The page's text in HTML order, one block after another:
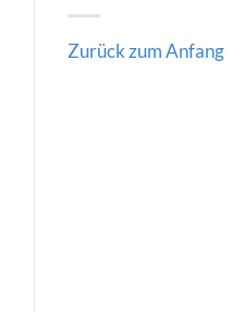
Zurück zum Anfang